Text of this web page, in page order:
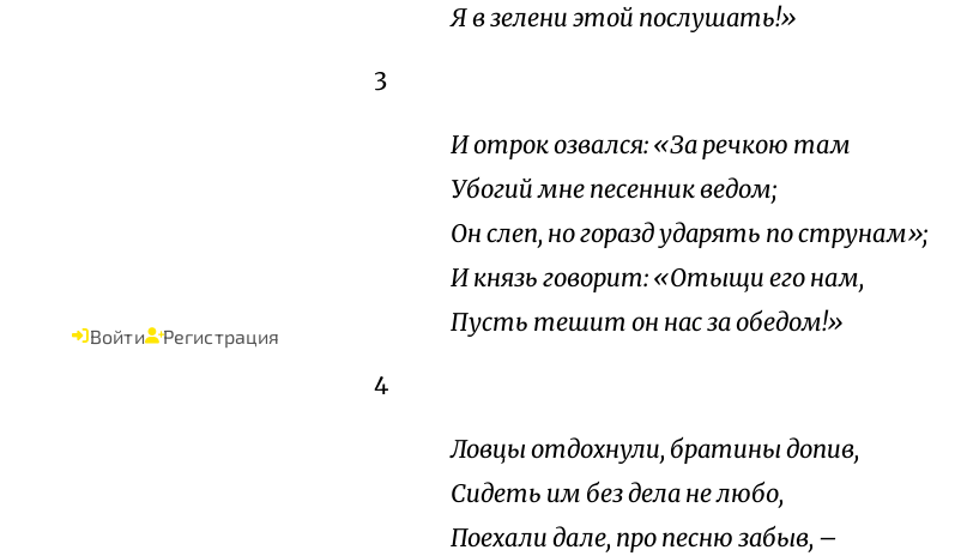
Войти Регистрация
Я в зелени этой послушать!»
3
И отрок озвался: «За речкою там
Убогий мне песенник ведом;
Он слеп, но горазд ударять по струнам»;
И князь говорит: «Отыщи его нам,
Пусть тешит он нас за обедом!»
4
Ловцы отдохнули, братины допив,
Сидеть им без дела не любо,
Поехали дале, про песню забыв, –